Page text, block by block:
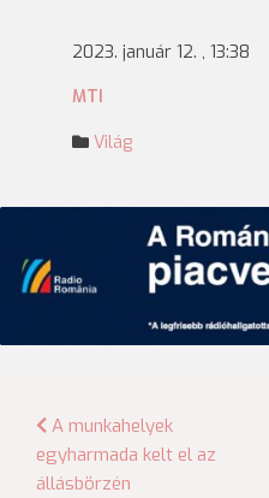
2023. január 12. , 13:38
MTI
Világ
Bejegyzés
navigáció
A munkahelyek
egyharmada kelt el az
állásbörzén